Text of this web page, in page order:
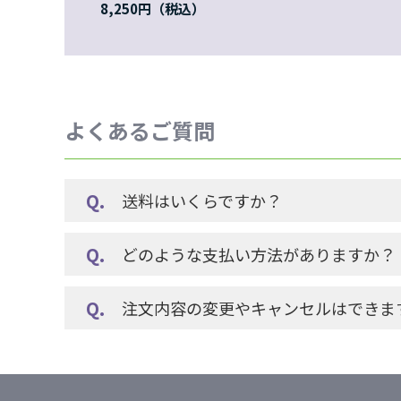
8,250円
よくあるご質問
送料はいくらですか？
どのような支払い方法がありますか？
注文内容の変更やキャンセルはできま